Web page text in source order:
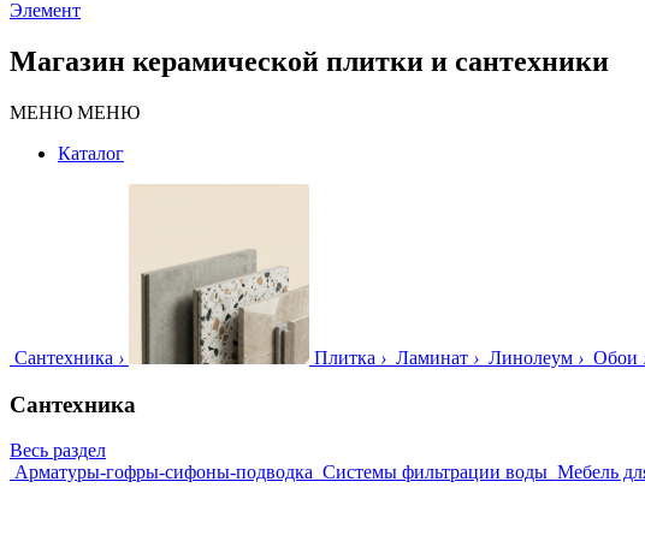
Элемент
Магазин керамической плитки и сантехники
МЕНЮ МЕНЮ
Каталог
Сантехника › Плитка › Ламинат › Линолеум › Обои
Сантехника
Весь раздел
Арматуры-гофры-сифоны-подводка Системы фильтрации воды Мебель